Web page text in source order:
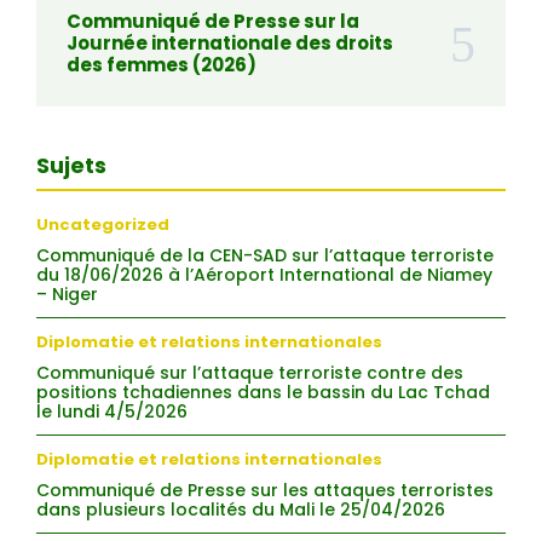
Communiqué de Presse sur la
Journée internationale des droits
des femmes (2026)
Sujets
Uncategorized
Communiqué de la CEN-SAD sur l’attaque terroriste
du 18/06/2026 à l’Aéroport International de Niamey
– Niger
Diplomatie et relations internationales
Communiqué sur l’attaque terroriste contre des
positions tchadiennes dans le bassin du Lac Tchad
le lundi 4/5/2026
Diplomatie et relations internationales
Communiqué de Presse sur les attaques terroristes
dans plusieurs localités du Mali le 25/04/2026